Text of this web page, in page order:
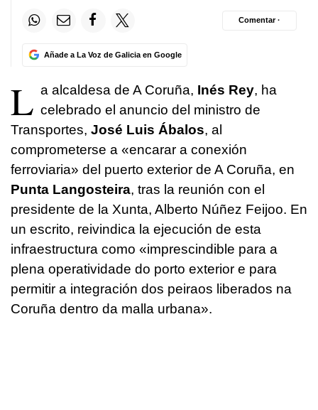
Añade a La Voz de Galicia en Google
Comentar ·
L a alcaldesa de A Coruña, Inés Rey, ha
celebrado el anuncio del ministro de
Transportes, José Luis Ábalos, al
comprometerse a «encarar a conexión
ferroviaria» del puerto exterior de A Coruña, en
Punta Langosteira, tras la reunión con el
presidente de la Xunta, Alberto Núñez Feijoo. En
un escrito, reivindica la ejecución de esta
infraestructura como «imprescindible para a
plena operatividade do porto exterior e para
permitir a integración dos peiraos liberados na
Coruña dentro da malla urbana».